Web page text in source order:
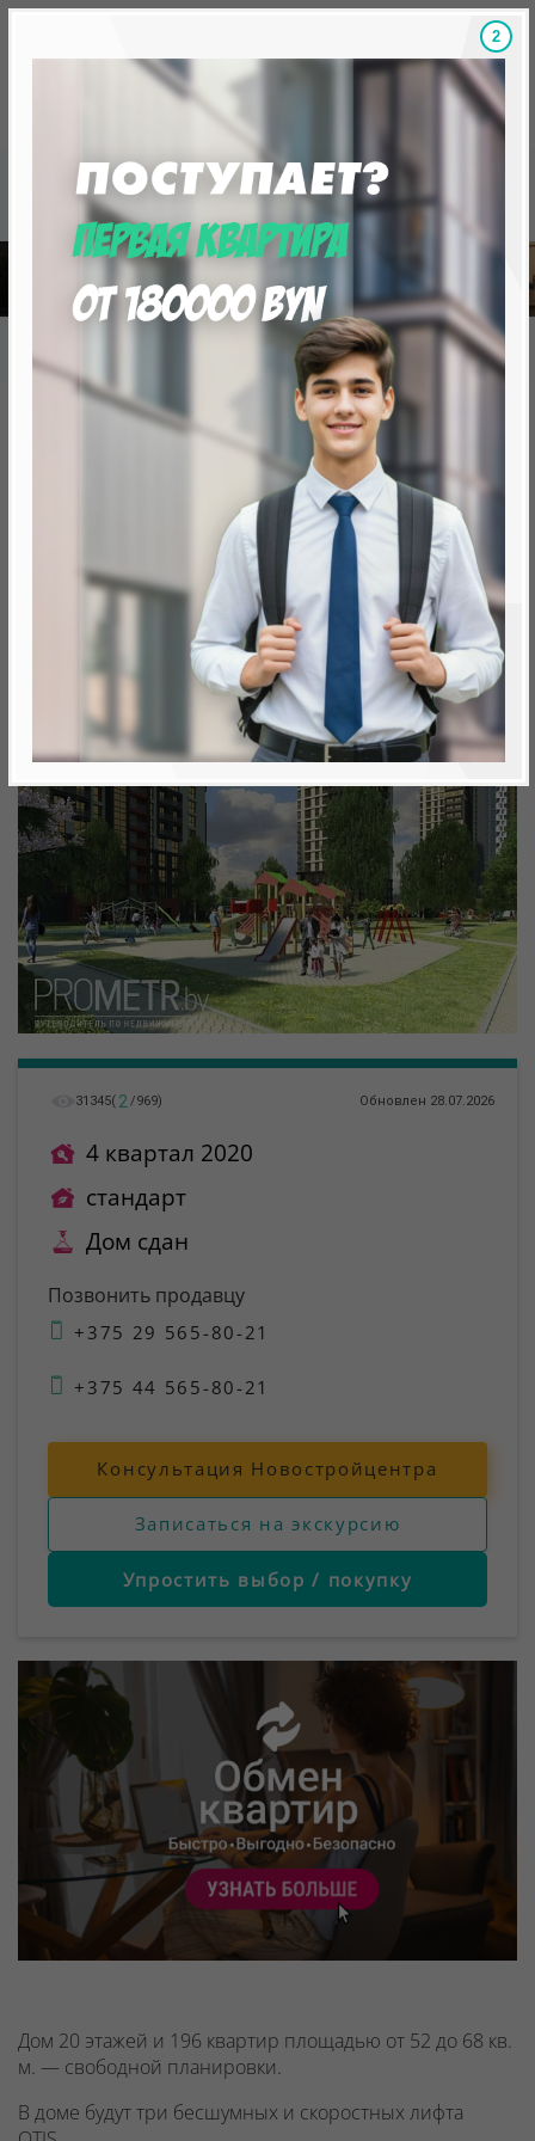
Скидки на новостройки, бонусы
«Минск Мир»
30.12 «Квебек», квартал "Северная Америка"
30.12 «Квебек», квартал
"Северная Америка"
Минск, Октябрьский, ул. Кижеватова
метро «Ковальская Слобода», 566 м
31345( 2 /969) Обновлен 28.07.2026
4 квартал 2020
стандарт
Дом сдан
Позвонить продавцу
+375 29 565-80-21
+375 44 565-80-21
Консультация Новостройцентра
Записаться на экскурсию
Упростить выбор / покупку
Дом 20 этажей и 196 квартир площадью от 52 до 68 кв.
м. — свободной планировки.
В доме будуттри бесшумных и скоростных лифта
1